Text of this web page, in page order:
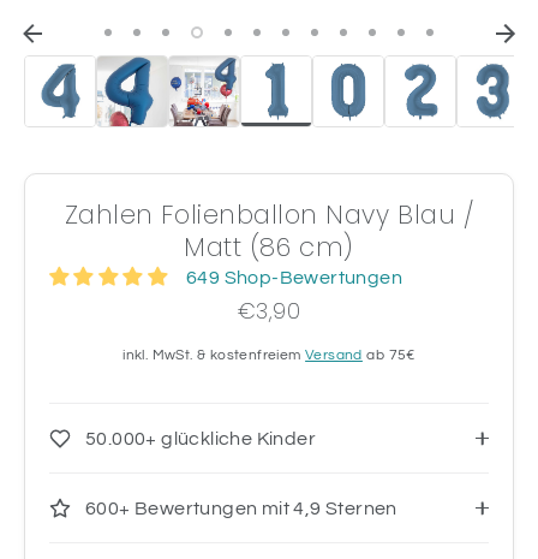
Zahlen Folienballon Navy Blau /
Matt (86 cm)
649 Shop-Bewertungen
€3,90
inkl. MwSt. & kostenfreiemVersand ab 75€
50.000+ glückliche Kinder
600+ Bewertungen mit 4,9 Sternen